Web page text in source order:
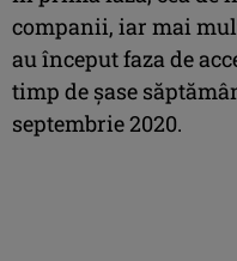
companii, iar mai
au început faza de
timp de şase
septembrie 2020.